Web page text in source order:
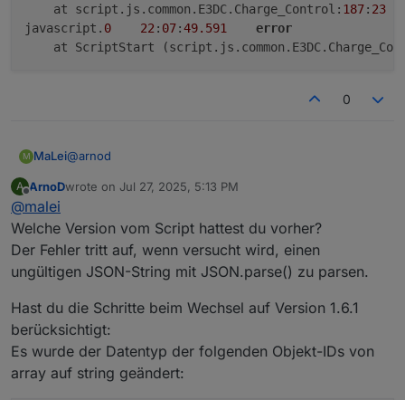
    at script.js.common.E3DC.Charge_Control:
187: 23
javascript. 0 22 : 07:49.591
error
at ScriptStart
0
M MaLei@arnod
Ich bekomme folgende Fehler
javascript.0	22:07:49.591	error
SyntaxError: Unexpected non-whitespace
javascript.0	22:07:49.591	error
at
A
Offline
ArnoDwrote on Jul 27, 2025, 5:13 PM
last edited by
@malei
Welche Version vom Script hattest du vorher?
Der Fehler tritt auf, wenn versucht wird, einen
ungültigen JSON-String mit JSON.parse() zu parsen.
Hast du die Schritte beim Wechsel auf Version 1.6.1
berücksichtigt:
Es wurde der Datentyp der folgenden Objekt-IDs von
array auf string geändert: